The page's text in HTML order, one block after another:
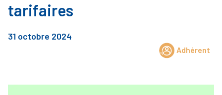
tarifaires
31 octobre 2024
Adhérent